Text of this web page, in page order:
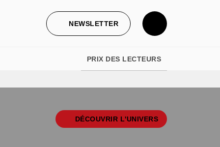
NEWSLETTER
PRIX DES LECTEURS
DÉCOUVRIR L'UNIVERS